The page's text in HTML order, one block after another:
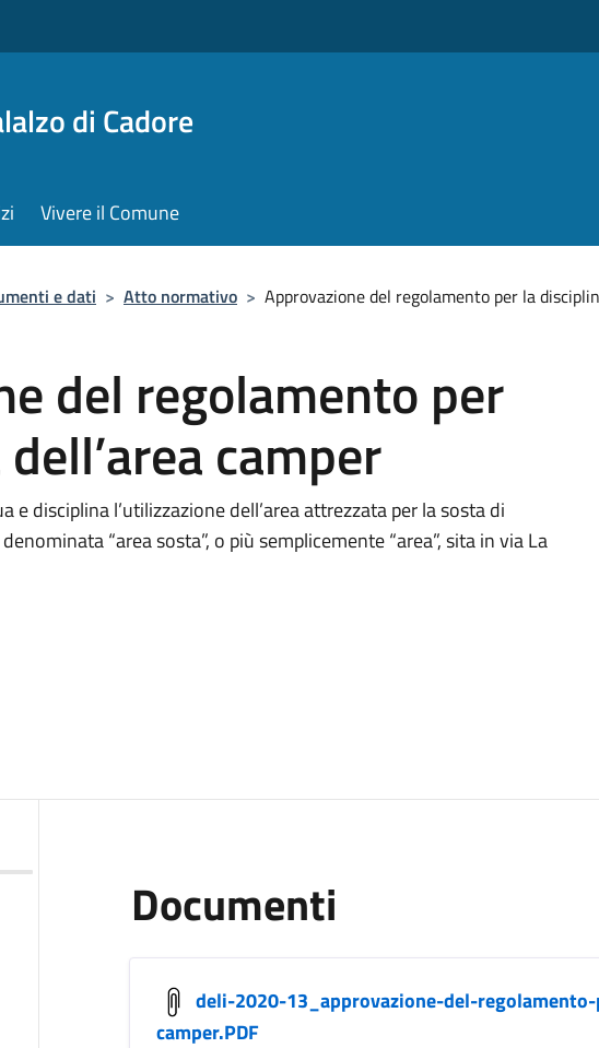
di Cadore
Vivere il Comune
e dati > Atto normativo > Approvazione del regolamento per la
del regolamento per
camper
e disciplina l’utilizzazione dell’area attrezzata per la sosta di
“area sosta”, o più semplicemente “area”, sita in via La
Documenti
deli-2020-13_approvazione-del-
camper.PDF